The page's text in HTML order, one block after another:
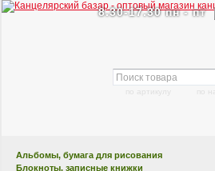
8.30-17.30 пн - пт
Альбомы, бумага для рисования
Блокноты, записные книжки